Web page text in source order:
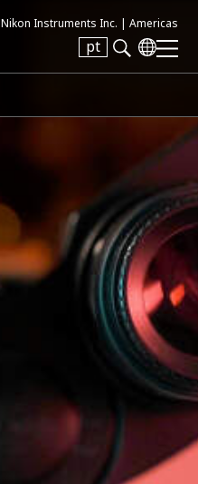
Nikon Instruments Inc. | Americas
pt